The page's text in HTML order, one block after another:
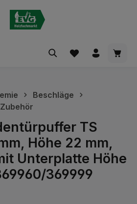
Beschläge
TS
Höhe 22 mm,
Unterplatte Höhe
369999